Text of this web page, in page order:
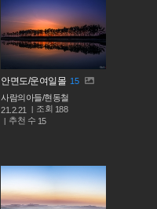
안면도/운여일몰 15
사람의아들/현동철
21.2.21
조회 188
추천 수 15